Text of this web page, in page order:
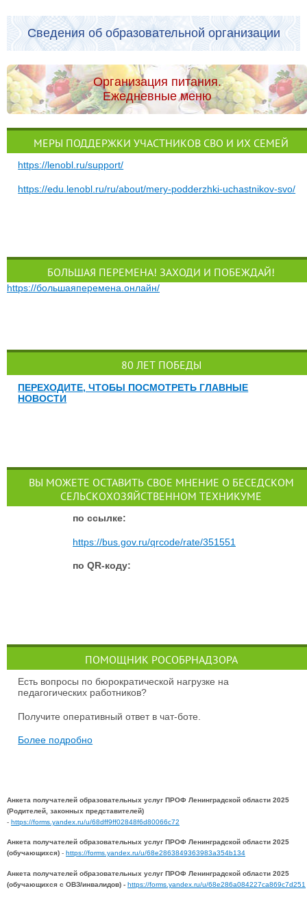
Сведения об образовательной организации
Организация питания.
Ежедневные меню
МЕРЫ ПОДДЕРЖКИ УЧАСТНИКОВ СВО И ИХ СЕМЕЙ
https://lenobl.ru/support/
https://edu.lenobl.ru/ru/about/mery-podderzhki-uchastnikov-svo/
БОЛЬШАЯ ПЕРЕМЕНА! ЗАХОДИ И ПОБЕЖДАЙ!
https://большаяперемена.онлайн/
80 ЛЕТ ПОБЕДЫ
ПЕРЕХОДИТЕ, ЧТОБЫ ПОСМОТРЕТЬ ГЛАВНЫЕ
НОВОСТИ
ВЫ МОЖЕТЕ ОСТАВИТЬ СВОЕ МНЕНИЕ О БЕСЕДСКОМ
СЕЛЬСКОХОЗЯЙСТВЕННОМ ТЕХНИКУМЕ
по ссылке:
https://bus.gov.ru/qrcode/rate/351551
по QR-коду:
ПОМОЩНИК РОСОБРНАДЗОРА
Есть вопросы по бюрократической нагрузке на
педагогических работников?
Получите оперативный ответ в чат-боте.
Более подробно
Анкета получателей образовательных услуг ПРОФ Ленинградской области 2025
(Родителей, законных представителей)
- https://forms.yandex.ru/u/68dff9ff02848f6d80066c72
Анкета получателей образовательных услуг ПРОФ Ленинградской области 2025
(обучающихся) - https://forms.yandex.ru/u/68e2863849363983a354b134
Анкета получателей образовательных услуг ПРОФ Ленинградской области 2025
(обучающихся с ОВЗ/инвалидов) - https://forms.yandex.ru/u/68e286a084227ca869c7d251